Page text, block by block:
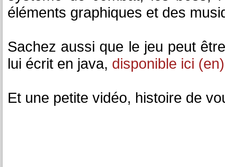
éléments graphiques et des
Sachez aussi que le jeu peut
lui écrit en java, disponible ici (en)
Et une petite vidéo, histoire de